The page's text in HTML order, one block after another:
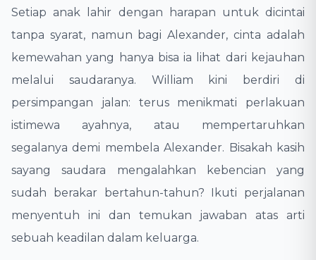
​Setiap anak lahir dengan harapan untuk dicintai
tanpa syarat, namun bagi Alexander, cinta adalah
kemewahan yang hanya bisa ia lihat dari kejauhan
melalui saudaranya. William kini berdiri di
persimpangan jalan: terus menikmati perlakuan
istimewa ayahnya, atau mempertaruhkan
segalanya demi membela Alexander. Bisakah kasih
sayang saudara mengalahkan kebencian yang
sudah berakar bertahun-tahun? Ikuti perjalanan
menyentuh ini dan temukan jawaban atas arti
sebuah keadilan dalam keluarga.